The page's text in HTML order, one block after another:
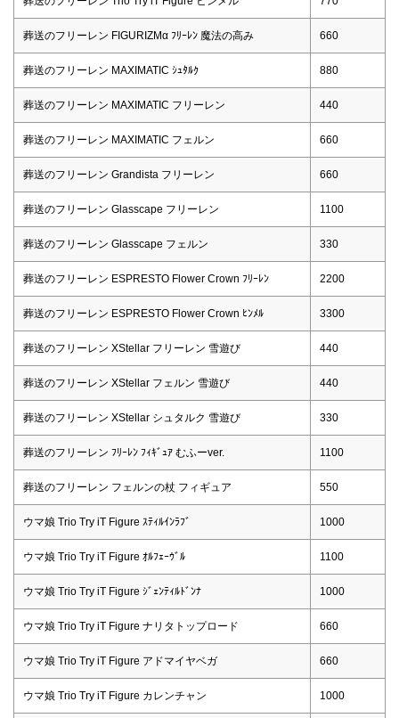
葬送のフリーレン FIGURIZMα ﾌﾘｰﾚﾝ 魔法の高み 660
葬送のフリーレン MAXIMATIC ｼｭﾀﾙｸ 880
葬送のフリーレン MAXIMATIC フリーレン 440
葬送のフリーレン MAXIMATIC フェルン 660
葬送のフリーレン Grandista フリーレン 660
葬送のフリーレン Glasscape フリーレン 1100
葬送のフリーレン Glasscape フェルン 330
葬送のフリーレン ESPRESTO Flower Crown ﾌﾘｰﾚﾝ 2200
葬送のフリーレン ESPRESTO Flower Crown ﾋﾝﾒﾙ 3300
葬送のフリーレン XStellar フリーレン 雪遊び 440
葬送のフリーレン XStellar フェルン 雪遊び 440
葬送のフリーレン XStellar シュタルク 雪遊び 330
葬送のフリーレン ﾌﾘｰﾚﾝ ﾌｨｷﾞｭｱ むふーver. 1100
葬送のフリーレン フェルンの杖 フィギュア 550
ウマ娘 Trio Try iT Figure ｽﾃｨﾙｲﾝﾗﾌﾞ 1000
ウマ娘 Trio Try iT Figure ｵﾙﾌｪｰｳﾞﾙ 1100
ウマ娘 Trio Try iT Figure ｼﾞｪﾝﾃｨﾙﾄﾞﾝﾅ 1000
ウマ娘 Trio Try iT Figure ナリタトップロード 660
ウマ娘 Trio Try iT Figure アドマイヤベガ 660
ウマ娘 Trio Try iT Figure カレンチャン 1000